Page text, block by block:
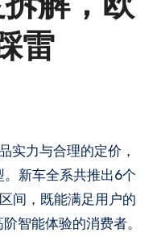
解，欧
雷
新车全系共推出6个
间，既能满足用户的
智能体验的消费者。